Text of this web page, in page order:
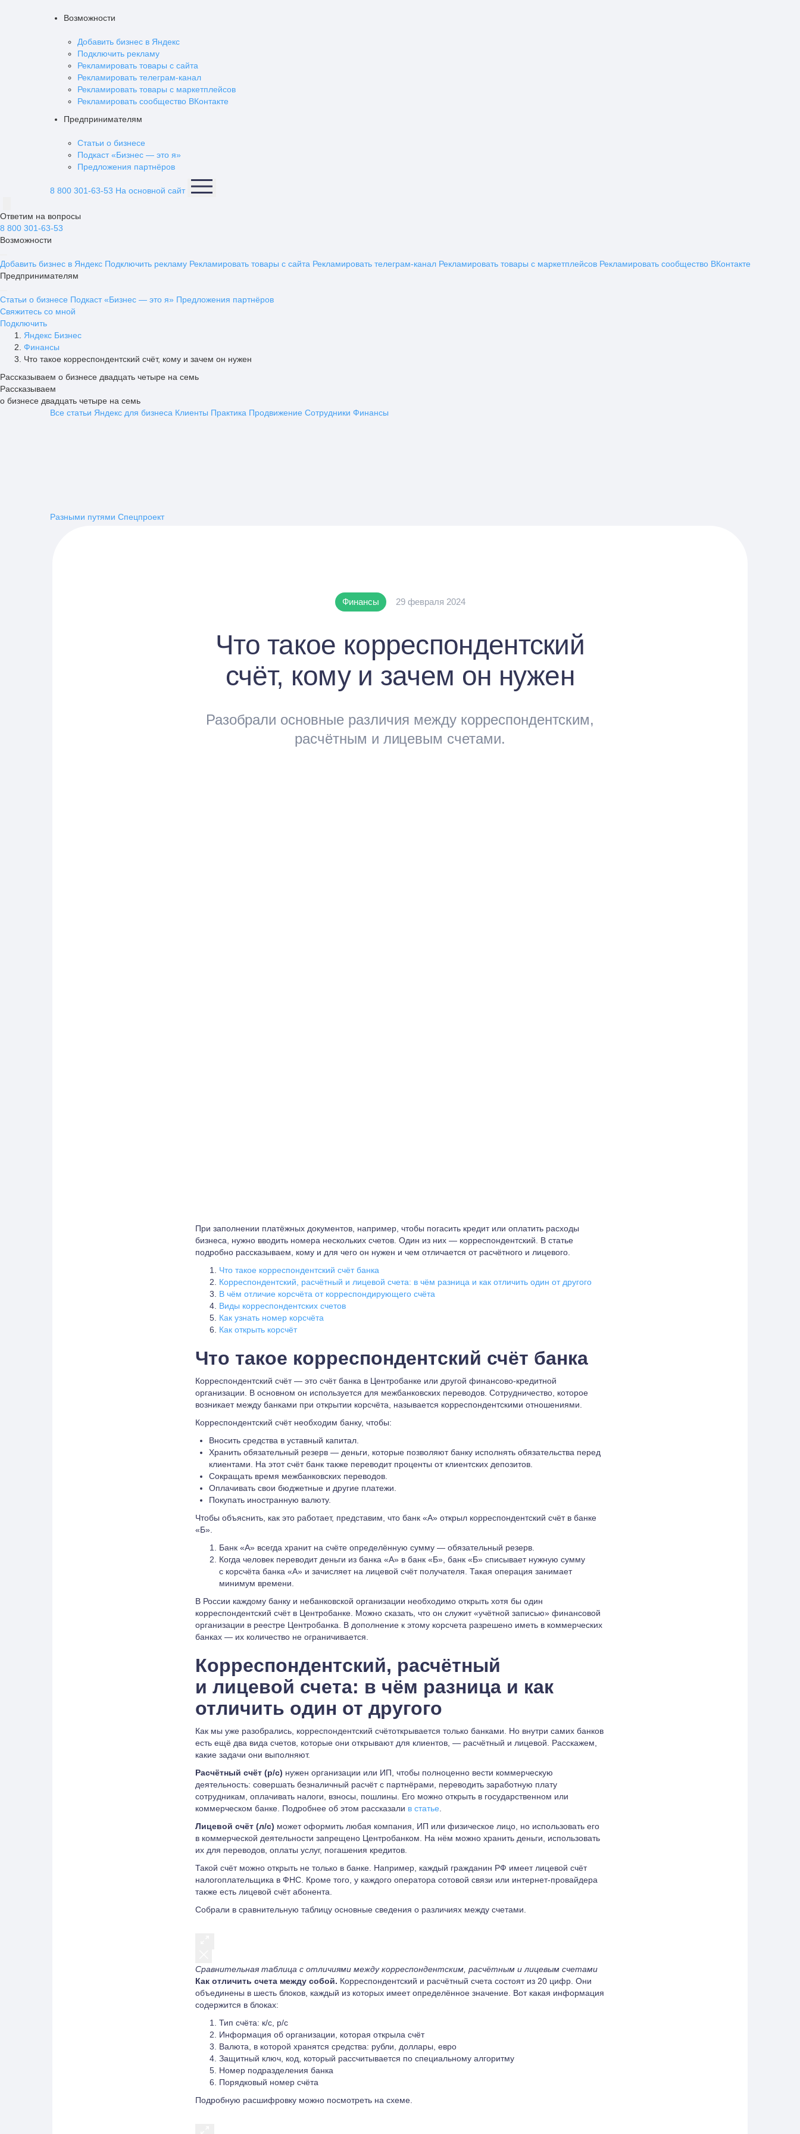
Возможности
Добавить бизнес в Яндекс
Подключить рекламу
Рекламировать товары с сайта
Рекламировать телеграм-канал
Рекламировать товары с маркетплейсов
Рекламировать сообщество ВКонтакте
Предпринимателям
Статьи о бизнесе
Подкаст «Бизнес — это я»
Предложения партнёров
8 800 301-63-53 На основной сайт
Ответим на вопросы
8 800 301-63-53
Возможности
Добавить бизнес в Яндекс Подключить рекламу Рекламировать товары с сайта Рекламировать телеграм-канал Рекламировать товары с маркетплейсов Рекламировать сообщество ВКонтакте
Предпринимателям
Статьи о бизнесе Подкаст «Бизнес — это я» Предложения партнёров
Свяжитесь со мной
Подключить
Яндекс Бизнес
Финансы
Что такое корреспондентский счёт, кому и зачем он нужен
Рассказываем о бизнесе двадцать четыре на семь
Рассказываем
о бизнесе двадцать четыре на семь
Все статьи Яндекс для бизнеса Клиенты Практика Продвижение Сотрудники Финансы
Разными путями Спецпроект
Финансы 29 февраля 2024
Что такое корреспондентский
счёт, кому и зачем он нужен
Разобрали основные различия между корреспондентским,
расчётным и лицевым счетами.
При заполнении платёжных документов, например, чтобы погасить кредит или оплатить расходы
бизнеса, нужно вводить номера нескольких счетов. Один из них — корреспондентский. В статье
подробно рассказываем, кому и для чего он нужен и чем отличается от расчётного и лицевого.
Что такое корреспондентский счёт банка
Корреспондентский, расчётный и лицевой счета: в чём разница и как отличить один от другого
В чём отличие корсчёта от корреспондирующего счёта
Виды корреспондентских счетов
Как узнать номер корсчёта
Как открыть корсчёт
Что такое корреспондентский счёт банка
Корреспондентский счёт — это счёт банка в Центробанке или другой финансово-кредитной
организации. В основном он используется для межбанковских переводов. Сотрудничество, которое
возникает между банками при открытии корсчёта, называется корреспондентскими отношениями.
Корреспондентский счёт необходим банку, чтобы:
Вносить средства в уставный капитал.
Хранить обязательный резерв — деньги, которые позволяют банку исполнять обязательства перед
клиентами. На этот счёт банк также переводит проценты от клиентских депозитов.
Сокращать время межбанковских переводов.
Оплачивать свои бюджетные и другие платежи.
Покупать иностранную валюту.
Чтобы объяснить, как это работает, представим, что банк «А» открыл корреспондентский счёт в банке
«Б».
Банк «А» всегда хранит на счёте определённую сумму — обязательный резерв.
Когда человек переводит деньги из банка «А» в банк «Б», банк «Б» списывает нужную сумму
с корсчёта банка «А» и зачисляет на лицевой счёт получателя. Такая операция занимает
минимум времени.
В России каждому банку и небанковской организации необходимо открыть хотя бы один
корреспондентский счёт в Центробанке. Можно сказать, что он служит «учётной записью» финансовой
организации в реестре Центробанка. В дополнение к этому корсчета разрешено иметь в коммерческих
банках — их количество не ограничивается.
Корреспондентский, расчётный
и лицевой счета: в чём разница и как
отличить один от другого
Как мы уже разобрались, корреспондентский счётоткрывается только банками. Но внутри самих банков
есть ещё два вида счетов, которые они открывают для клиентов, — расчётный и лицевой. Расскажем,
какие задачи они выполняют.
Расчётный счёт (р/с) нужен организации или ИП, чтобы полноценно вести коммерческую
деятельность: совершать безналичный расчёт с партнёрами, переводить заработную плату
сотрудникам, оплачивать налоги, взносы, пошлины. Его можно открыть в государственном или
коммерческом банке. Подробнее об этом рассказали в статье
Лицевой счёт (л/с) может оформить любая компания, ИП или физическое лицо, но использовать его
в коммерческой деятельности запрещено Центробанком. На нём можно хранить деньги, использовать
их для переводов, оплаты услуг, погашения кредитов.
Такой счёт можно открыть не только в банке. Например, каждый гражданин РФ имеет лицевой счёт
налогоплательщика в ФНС. Кроме того, у каждого оператора сотовой связи или интернет-провайдера
также есть лицевой счёт абонента.
Собрали в сравнительную таблицу основные сведения о различиях между счетами.
Сравнительная таблица с отличиями между корреспондентским, расчётным и лицевым счетами
Как отличить счета между собой. Корреспондентский и расчётный счета состоят из 20 цифр. Они
объединены в шесть блоков, каждый из которых имеет определённое значение. Вот какая информация
содержится в блоках:
Тип счёта: к/с, р/с
Информация об организации, которая открыла счёт
Валюта, в которой хранятся средства: рубли, доллары, евро
Защитный ключ, код, который рассчитывается по специальному алгоритму
Номер подразделения банка
Порядковый номер счёта
Подробную расшифровку можно посмотреть на схеме.